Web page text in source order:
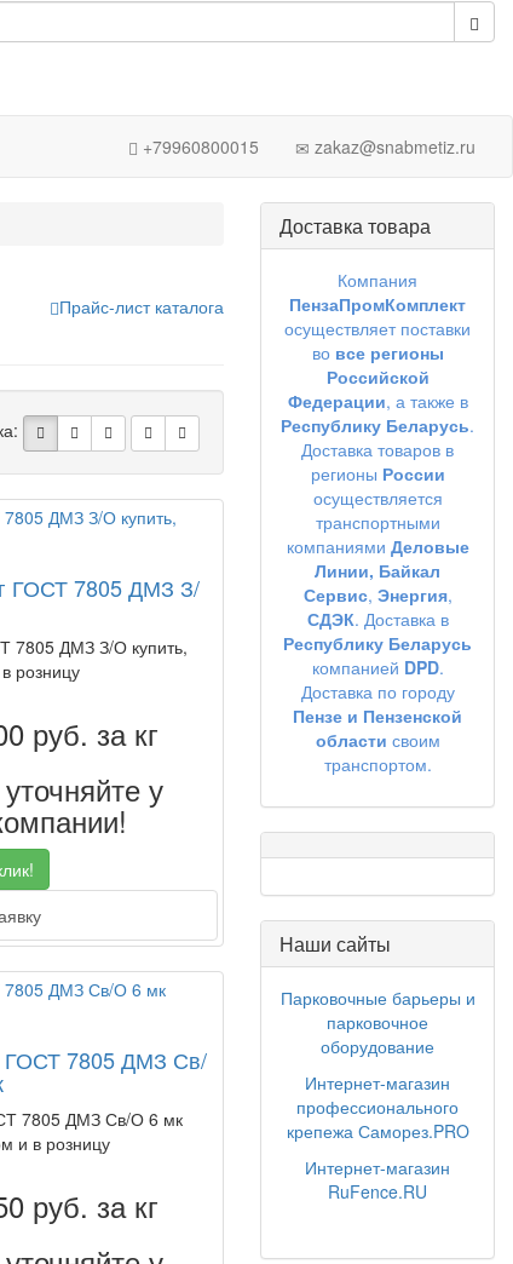
+79960800015 zakaz@snabmetiz.ru
Прайс-лист каталога
ГОСТ 7805 ДМЗ З/
7805 ДМЗ З/О купить,
розницу
руб. за кг
у
ГОСТ 7805 ДМЗ Св/
7805 ДМЗ Св/О 6 мк
и в розницу
руб. за кг
Доставка товара
Компания
ПензаПромКомплект
осуществляет поставки
во все регионы
Российской
Федерации, а также в
Республику Беларусь.
Доставка товаров в
регионы России
осуществляется
транспортными
компаниями Деловые
Линии, Байкал
Сервис, Энергия,
СДЭК. Доставка в
Республику Беларусь
компанией DPD.
Доставка по городу
Пензе и Пензенской
области своим
транспортом.
Наши сайты
Парковочные барьеры и
парковочное
оборудование
Интернет-магазин
профессионального
крепежа Саморез.PRO
Интернет-магазин
RuFence.RU